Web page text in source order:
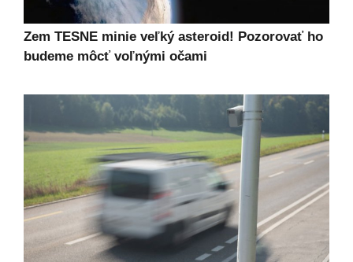
Zem TESNE minie veľký asteroid! Pozorovať ho
budeme môcť voľnými očami